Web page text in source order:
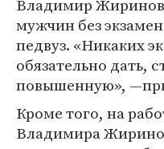
Владимир
мужчин без
педвуз. «Никаких
обязательно дать,
повышенную»,
Кроме того, на
Владимира